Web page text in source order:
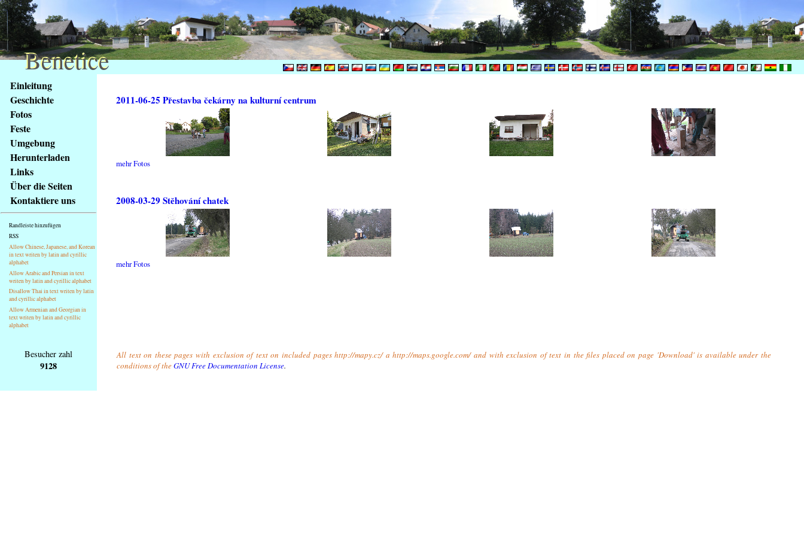
obsah
stránky
Klávesové
zkratky
tomto
webu
základní
Hlavní
strana
Einleitung
Geschichte
Fotos
Feste
Umgebung
Herunterladen
Links
Über die Seiten
Kontaktiere uns
Randleiste hinzufügen
RSS
Allow Chinese, Japanese, and Korean
in text writen by latin and cyrillic
alphabet
Allow Arabic and Persian in text
writen by latin and cyrillic alphabet
Disallow Thai in text writen by latin
and cyrillic alphabet
Allow Armenian and Georgian in
text writen by latin and cyrillic
alphabet
2011-06-25 Přestavba čekárny na kulturní centrum
mehr Fotos
2008-03-29 Stěhování chatek
mehr Fotos
Besucher zahl
9128
All text on these pages with exclusion of text on included pages http://mapy.cz/ a http://maps.google.com/ and with exclusion of text in the files placed on page 'Download' is available under the
conditions of theGNU Free Documentation License.
Benetice
Benetice